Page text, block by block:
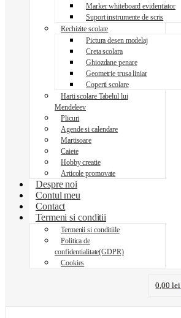
Marker whiteboard evidentiator
Suport instrumente de scris
Rechizite scolare
Pictura desen modelaj
Creta scolara
Ghiozdane penare
Geometrie trusa liniar
Coperti scolare
Harti scolare Tabelul lui
Mendeleev
Plicuri
Agende si calendare
Martisoare
Caiete
Hobby creatie
Articole promovate
Despre noi
Contul meu
Contact
Termeni si conditii
Termenii si conditiile
Politica de
confidentialitate(GDPR)
Cookies
0,00lei